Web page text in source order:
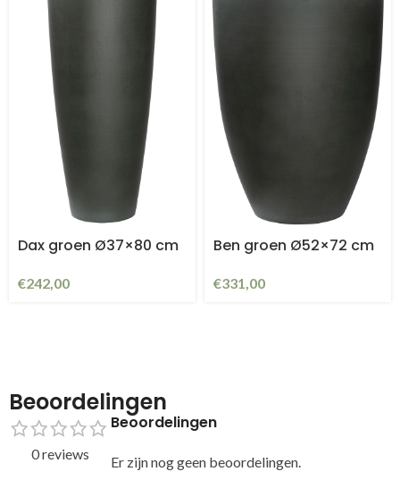
Dax groen Ø37×80 cm
€242,00
Ben groen Ø52×72 cm
€331,00
Beoordelingen
0 reviews
Beoordelingen
Er zijn nog geen beoordelingen.